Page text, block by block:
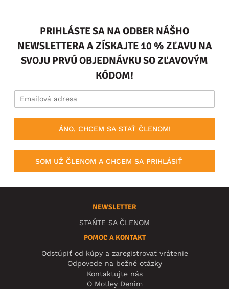
PRIHLÁSTE SA NA ODBER NÁŠHO
NEWSLETTERA A ZÍSKAJTE 10 % ZĽAVU NA
SVOJU PRVÚ OBJEDNÁVKU SO ZĽAVOVÝM
KÓDOM!
ÁNO, CHCEM SA STAŤ ČLENOM!
SOM UŽ ČLENOM A CHCEM SA PRIHLÁSIŤ
NEWSLETTER
STAŇTE SA ČLENOM
POMOC A KONTAKT
Odstúpiť od kúpy a zaregistrovať vrátenie
Odpovede na bežné otázky
Kontaktujte nás
O Motley Denim